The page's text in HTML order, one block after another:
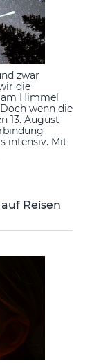
zwar
die
Himmel
wenn die
13. August
intensiv. Mit
Reisen